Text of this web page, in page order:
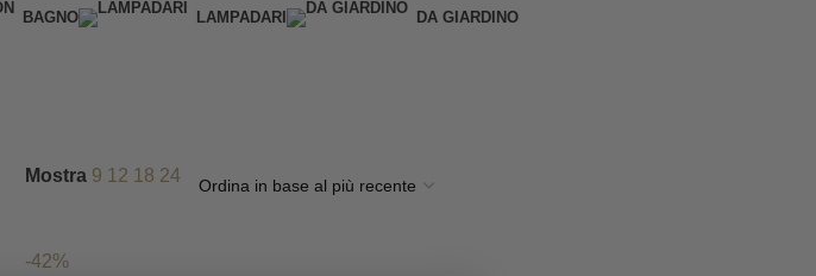
BAGNO LAMPADARI DA GIARDINO
Mostra 9 12 18 24
-42%